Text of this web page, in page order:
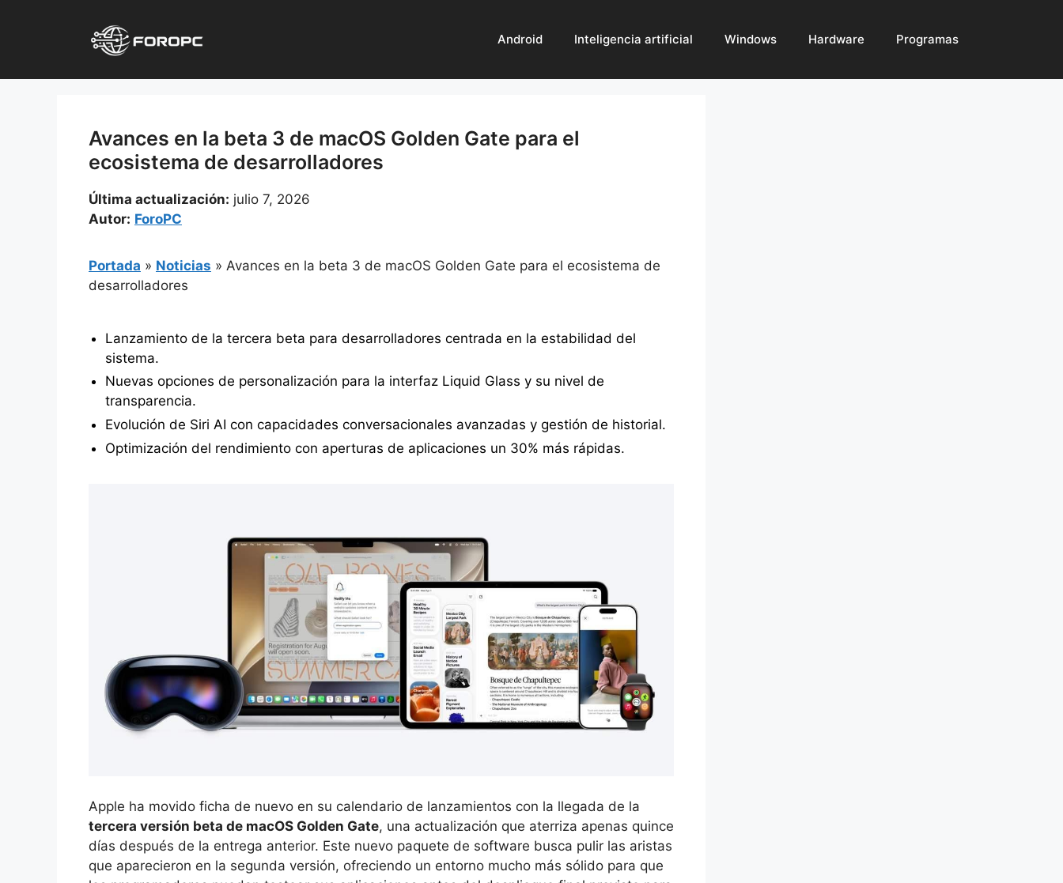
Android Inteligencia artificial Windows Hardware Programas
Avances en la beta 3 de macOS Golden Gate para el
ecosistema de desarrolladores
Última actualización: julio 7, 2026
Autor: ForoPC
Portada » Noticias » Avances en la beta 3 de macOS Golden Gate para el ecosistema de
desarrolladores
Lanzamiento de la tercera beta para desarrolladores centrada en la estabilidad del
sistema.
Nuevas opciones de personalización para la interfaz Liquid Glass y su nivel de
transparencia.
Evolución de Siri AI con capacidades conversacionales avanzadas y gestión de historial.
Optimización del rendimiento con aperturas de aplicaciones un 30% más rápidas.
Apple ha movido ficha de nuevo en su calendario de lanzamientos con la llegada de la
tercera versión beta de macOS Golden Gate, una actualización que aterriza apenas quince
días después de la entrega anterior. Este nuevo paquete de software busca pulir las aristas
que aparecieron en la segunda versión, ofreciendo un entorno mucho más sólido para que